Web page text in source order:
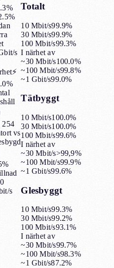
s
⚡
254
vs
s
Totalt
10 Mbit/s99.9%
30 Mbit/s99.9%
100 Mbit/s99.3%
I närhet av
~30 Mbit/s100.0%
~100 Mbit/s99.8%
~1 Gbit/s99.0%
Tätbyggt
10 Mbit/s100.0%
30 Mbit/s100.0%
100 Mbit/s99.6%
I närhet av
~30 Mbit/s>99,9%
~100 Mbit/s99.9%
~1 Gbit/s99.6%
Glesbyggt
10 Mbit/s99.3%
30 Mbit/s99.2%
100 Mbit/s93.1%
I närhet av
~30 Mbit/s99.7%
~100 Mbit/s98.3%
~1 Gbit/s87.2%